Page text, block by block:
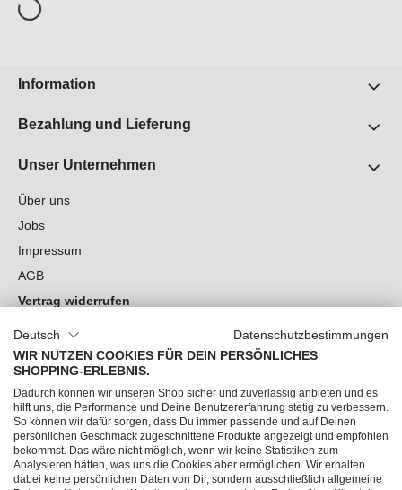
Information
Bezahlung und Lieferung
Unser Unternehmen
Über uns
Jobs
Impressum
AGB
Vertrag widerrufen
Cookie-Einstellungen
Du hast Fragen?
Unsere Socials
Deutsch
Datenschutzbestimmungen
WIR NUTZEN COOKIES FÜR DEIN PERSÖNLICHES
SHOPPING-ERLEBNIS.
Dadurch können wir unseren Shop sicher und zuverlässig anbieten und es
hilft uns, die Performance und Deine Benutzererfahrung stetig zu verbessern.
So können wir dafür sorgen, dass Du immer passende und auf Deinen
persönlichen Geschmack zugeschnittene Produkte angezeigt und empfohlen
bekommst. Das wäre nicht möglich, wenn wir keine Statistiken zum
Analysieren hätten, was uns die Cookies aber ermöglichen. Wir erhalten
dabei keine persönlichen Daten von Dir, sondern ausschließlich allgemeine